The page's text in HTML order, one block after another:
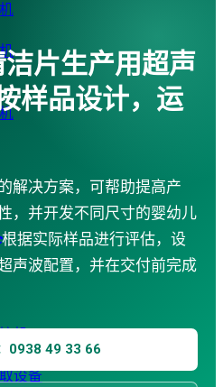
机
设备
片生产用超声
样品设计，运
解决方案，可帮助提高产
，并开发不同尺寸的婴幼儿
根据实际样品进行评估，设
声波配置，并在交付前完成
0938 49 33 66